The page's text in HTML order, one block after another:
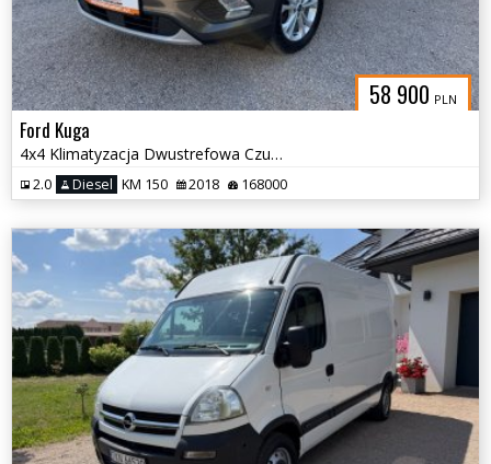
58 900 PLN
Ford Kuga
4x4 Klimatyzacja Dwustrefowa Czujniki Tempomat Nawigacja
2.0 Diesel KM 150 2018 168000